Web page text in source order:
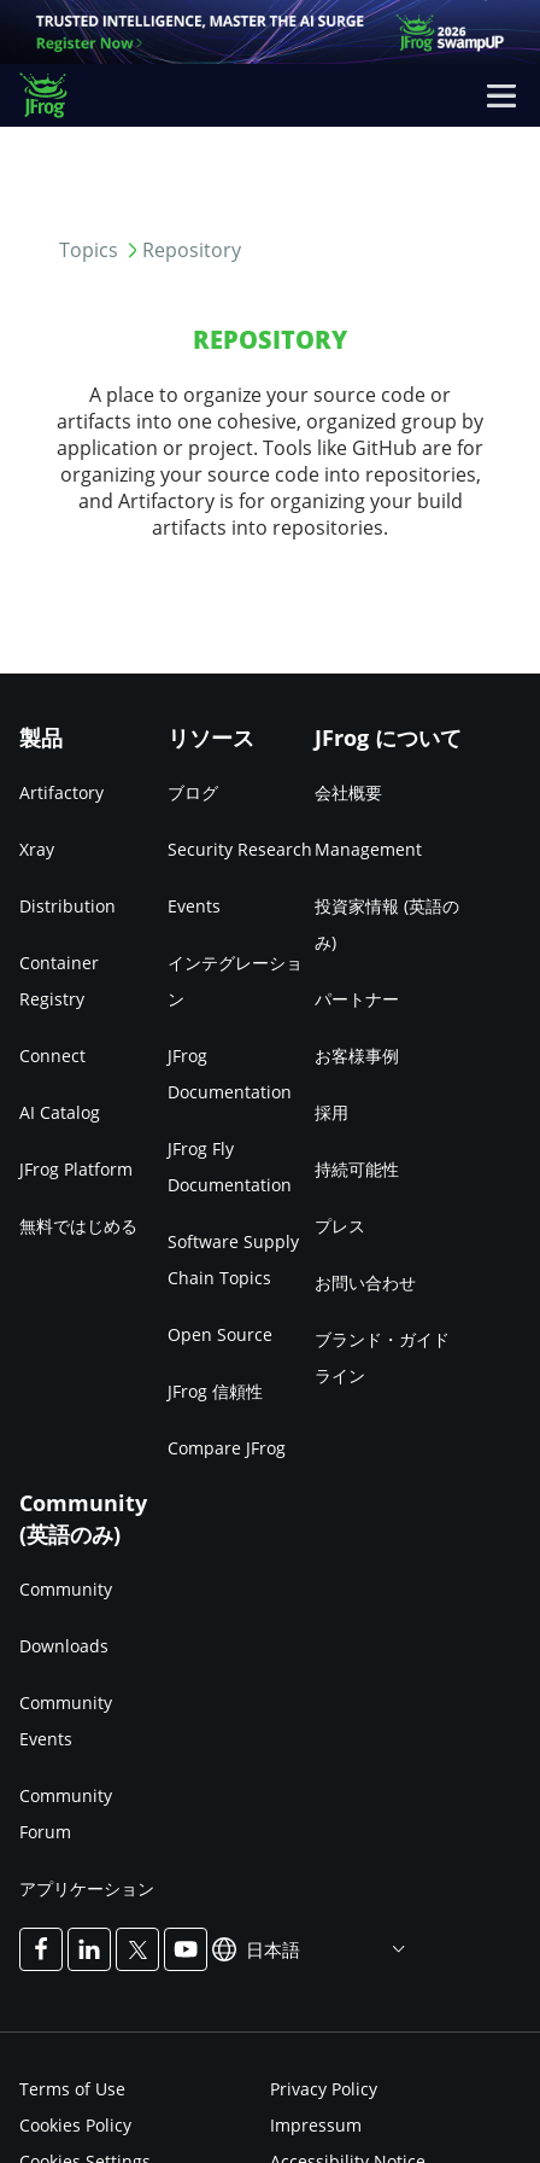
Topics Repository
REPOSITORY
A place to organize your source code or
artifacts into one cohesive, organized group by
application or project. Tools like GitHub are for
organizing your source code into repositories,
and Artifactory is for organizing your build
artifacts into repositories.
製品
Artifactory
Xray
Distribution
Container
Registry
Connect
AI Catalog
JFrog Platform
無料ではじめる
リソース
ブログ
Security Research
Events
インテグレーショ
ン
JFrog
Documentation
JFrog Fly
Documentation
Software Supply
Chain Topics
Open Source
JFrog 信頼性
Compare JFrog
JFrog について
会社概要
Management
投資家情報 (英語の
み)
パートナー
お客様事例
採用
持続可能性
プレス
お問い合わせ
ブランド・ガイド
ライン
Community
(英語のみ)
Community
Downloads
Community
Events
Community
Forum
アプリケーション
日本語
Terms of Use
Privacy Policy
Cookies Policy
Impressum